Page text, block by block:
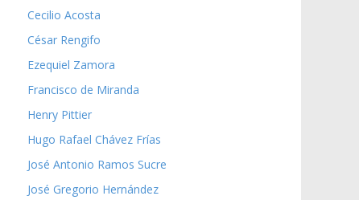
Cecilio Acosta
César Rengifo
Ezequiel Zamora
Francisco de Miranda
Henry Pittier
Hugo Rafael Chávez Frías
José Antonio Ramos Sucre
José Gregorio Hernández